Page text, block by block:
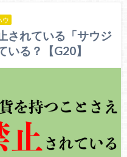
ウ
されている「サウジ
る？【G20】